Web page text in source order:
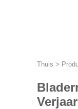
Thuis >